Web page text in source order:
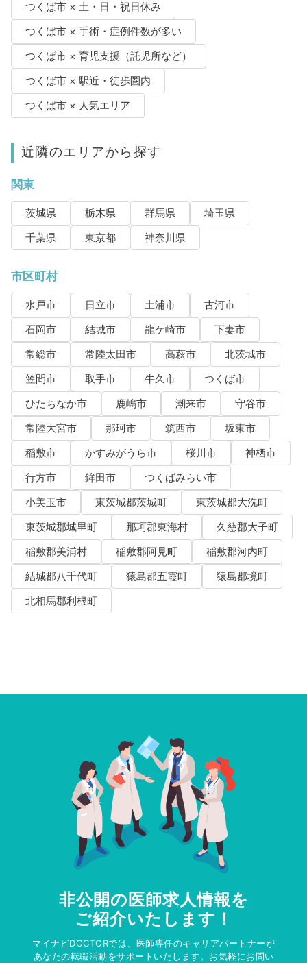
つくば市 × 土・日・祝日休み
つくば市 × 手術・症例件数が多い
つくば市 × 育児支援（託児所など）
つくば市 × 駅近・徒歩圏内
つくば市 × 人気エリア
近隣のエリアから探す
関東
茨城県 栃木県 群馬県
埼玉県
千葉県
東京都 神奈川県
市区町村
水戸市 日立市 土浦市
古河市
石岡市
結城市 龍ケ崎市
下妻市
常総市
常陸太田市 高萩市
北茨城市
笠間市
取手市 牛久市
つくば市
ひたちなか市
鹿嶋市 潮来市
守谷市
常陸大宮市
那珂市 筑西市
坂東市
稲敷市
かすみがうら市 桜川市
神栖市
行方市
鉾田市
つくばみらい市
小美玉市
東茨城郡茨城町
東茨城郡大洗町
東茨城郡城里町
那珂郡東海村
久慈郡大子町
稲敷郡美浦村
稲敷郡阿見町
稲敷郡河内町
結城郡八千代町
猿島郡五霞町
猿島郡境町
北相馬郡利根町
非公開の医師求人情報を
ご紹介いたします！
マイナビDOCTORでは、医師専任のキャリアパートナーが
あなたの転職活動をサポートいたします。お気軽にお問い